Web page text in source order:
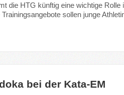
die HTG künftig eine wichtige Rolle
sollen junge
bei der Kata-EM